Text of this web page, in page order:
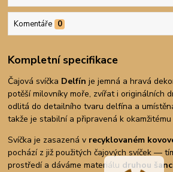
Komentáře 0
Kompletní specifikace
Čajová svíčka Delfín je jemná a hravá
potěší milovníky moře, zvířat i originálních
odlitá do detailního tvaru delfína a
takže je stabilní a připravená k okamžitému
Svíčka je zasazená v recyklovaném
pochází z již použitých čajových svíček —
prostředí a dáváme materiálu druhou